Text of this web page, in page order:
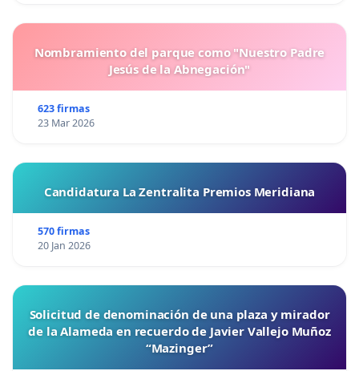
Nombramiento del parque como "Nuestro Padre
Jesús de la Abnegación"
623 firmas
23 Mar 2026
Candidatura La Zentralita Premios Meridiana
570 firmas
20 Jan 2026
Solicitud de denominación de una plaza y mirador
de la Alameda en recuerdo de Javier Vallejo Muñoz
“Mazinger”